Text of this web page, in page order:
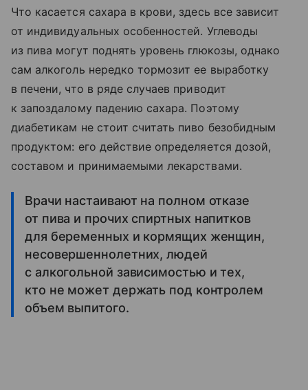
Что касается сахара в крови, здесь все зависит
от индивидуальных особенностей. Углеводы
из пива могут поднять уровень глюкозы, однако
сам алкоголь нередко тормозит ее выработку
в печени, что в ряде случаев приводит
к запоздалому падению сахара. Поэтому
диабетикам не стоит считать пиво безобидным
продуктом: его действие определяется дозой,
составом и принимаемыми лекарствами.
Врачи настаивают на полном отказе
от пива и прочих спиртных напитков
для беременных и кормящих женщин,
несовершеннолетних, людей
с алкогольной зависимостью и тех,
кто не может держать под контролем
объем выпитого.